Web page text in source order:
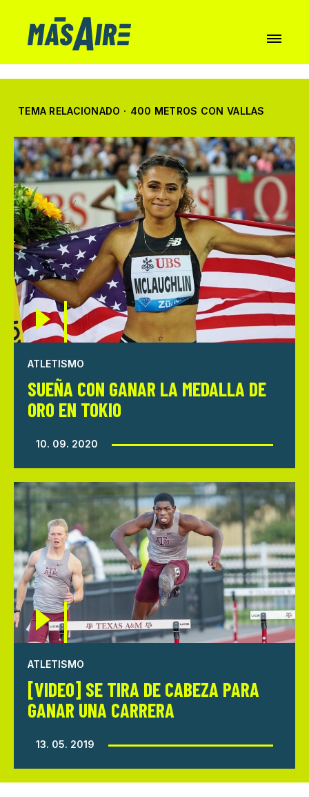
TEMA RELACIONADO · 400 METROS CON VALLAS
ATLETISMO
SUEÑA CON GANAR LA MEDALLA DE
ORO EN TOKIO
10. 09. 2020
ATLETISMO
[VIDEO] SE TIRA DE CABEZA PARA
GANAR UNA CARRERA
13. 05. 2019